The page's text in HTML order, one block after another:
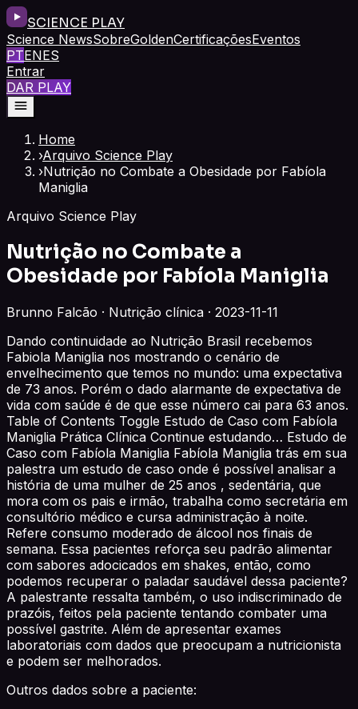
SCIENCE PLAY
Science NewsSobreGoldenCertificaçõesEventos
PTENES
Entrar
DAR PLAY
Home
›Arquivo Science Play
›Nutrição no Combate a Obesidade por Fabíola
Maniglia
Arquivo Science Play
Nutrição no Combate a
Obesidade por Fabíola Maniglia
Brunno Falcão · Nutrição clínica · 2023-11-11
Dando continuidade ao Nutrição Brasil recebemos
Fabiola Maniglia nos mostrando o cenário de
envelhecimento que temos no mundo: uma expectativa
de 73 anos. Porém o dado alarmante de expectativa de
vida com saúde é de que esse número cai para 63 anos.
Table of Contents Toggle Estudo de Caso com Fabíola
Maniglia Prática Clínica Continue estudando… Estudo de
Caso com Fabíola Maniglia Fabíola Maniglia trás em sua
palestra um estudo de caso onde é possível analisar a
história de uma mulher de 25 anos , sedentária, que
mora com os pais e irmão, trabalha como secretária em
consultório médico e cursa administração à noite.
Refere consumo moderado de álcool nos finais de
semana. Essa pacientes reforça seu padrão alimentar
com sabores adocicados em shakes, então, como
podemos recuperar o paladar saudável dessa paciente?
A palestrante ressalta também, o uso indiscriminado de
prazóis, feitos pela paciente tentando combater uma
possível gastrite. Além de apresentar exames
laboratoriais com dados que preocupam a nutricionista
e podem ser melhorados.
Outros dados sobre a paciente: